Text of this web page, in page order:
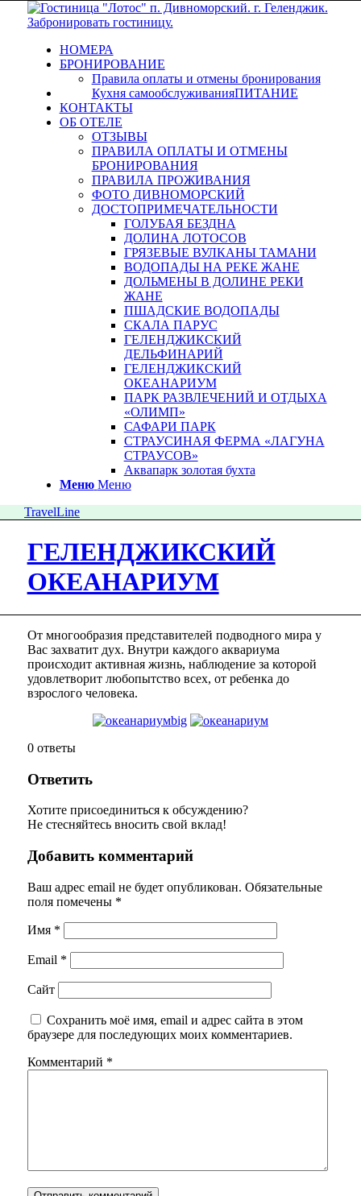
НОМЕРА
БРОНИРОВАНИЕ
Правила оплаты и отмены бронирования
ПИТАНИЕ
Кухня самообслуживания
КОНТАКТЫ
ОБ ОТЕЛЕ
ОТЗЫВЫ
ПРАВИЛА ОПЛАТЫ И ОТМЕНЫ
БРОНИРОВАНИЯ
ПРАВИЛА ПРОЖИВАНИЯ
ФОТО ДИВНОМОРСКИЙ
ДОСТОПРИМЕЧАТЕЛЬНОСТИ
ГОЛУБАЯ БЕЗДНА
ДОЛИНА ЛОТОСОВ
ГРЯЗЕВЫЕ ВУЛКАНЫ ТАМАНИ
ВОДОПАДЫ НА РЕКЕ ЖАНЕ
ДОЛЬМЕНЫ В ДОЛИНЕ РЕКИ
ЖАНЕ
ПШАДСКИЕ ВОДОПАДЫ
СКАЛА ПАРУС
ГЕЛЕНДЖИКСКИЙ
ДЕЛЬФИНАРИЙ
ГЕЛЕНДЖИКСКИЙ
ОКЕАНАРИУМ
ПАРК РАЗВЛЕЧЕНИЙ И ОТДЫХА
«ОЛИМП»
САФАРИ ПАРК
СТРАУСИНАЯ ФЕРМА «ЛАГУНА
СТРАУСОВ»
Аквапарк золотая бухта
Меню Меню
ГЕЛЕНДЖИКСКИЙ
ОКЕАНАРИУМ
TravelLine
От многообразия представителей подводного мира у
Вас захватит дух. Внутри каждого аквариума
происходит активная жизнь, наблюдение за которой
удовлетворит любопытство всех, от ребенка до
взрослого человека.
0 ответы
Ответить
Хотите присоединиться к обсуждению?
Не стесняйтесь вносить свой вклад!
Добавить комментарий
Ваш адрес email не будет опубликован. Обязательные
поля помечены *
Имя *
Email *
Сайт
Сохранить моё имя, email и адрес сайта в этом
браузере для последующих моих комментариев.
Комментарий *